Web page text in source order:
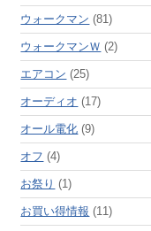
ウォークマン (81)
ウォークマンＷ (2)
エアコン (25)
オーディオ (17)
オール電化 (9)
オフ (4)
お祭り (1)
お買い得情報 (11)